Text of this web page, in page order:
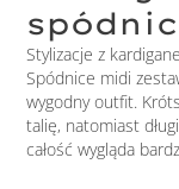
Stylizacje z
Spódnice midi
wygodny outfit.
talię, natomiast
całość wygląda